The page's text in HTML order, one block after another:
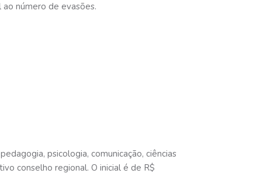
ao número de evasões.
psicologia, comunicação, ciências
conselho regional. O inicial é de R$